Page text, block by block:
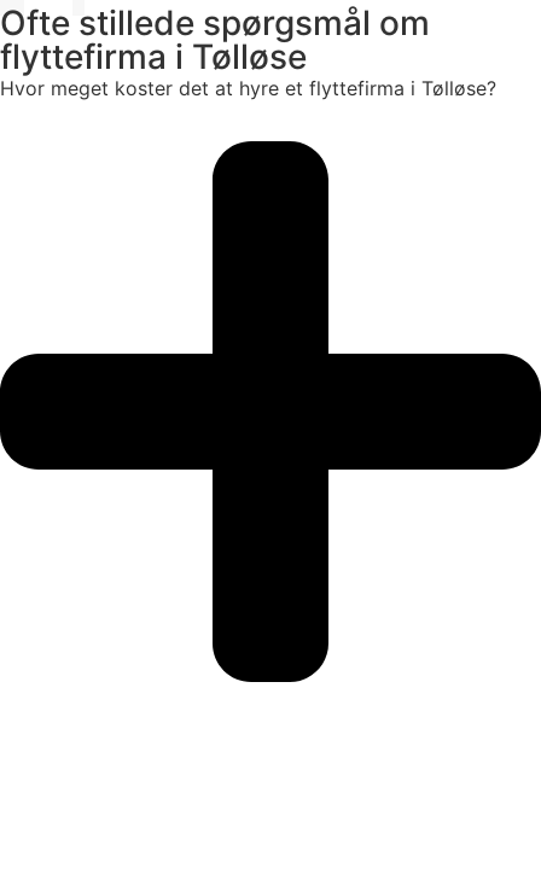
Ofte stillede spørgsmål om
flyttefirma i Tølløse
Hvor meget koster det at hyre et flyttefirma i Tølløse?